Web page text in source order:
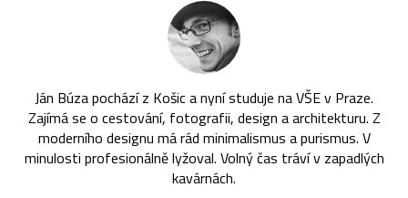
Ján Búza pochází z Košic a nyní studuje na VŠE v Praze.
Zajímá se o cestování, fotografii, design a architekturu. Z
moderního designu má rád minimalismus a purismus. V
minulosti profesionálně lyžoval. Volný čas tráví v zapadlých
kavárnách.